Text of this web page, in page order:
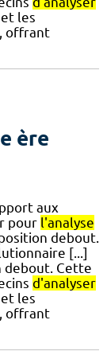
les
offrant
ère
aux
pour l'analyse
debout.
[...]
debout. Cette
d'analyser
les
offrant